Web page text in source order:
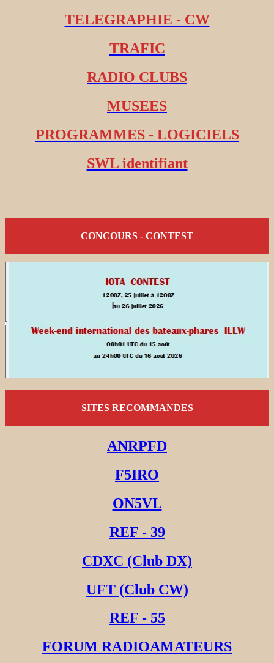
TELEGRAPHIE - CW
TRAFIC
RADIO CLUBS
MUSEES
PROGRAMMES - LOGICIELS
SWL identifiant
CONCOURS - CONTEST
SITES RECOMMANDES
ANRPFD
F5IRO
ON5VL
REF - 39
CDXC (Club DX)
UFT (Club CW)
REF - 55
FORUM RADIOAMATEURS